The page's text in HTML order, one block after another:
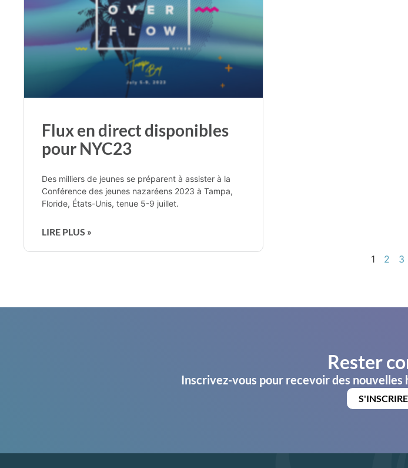
Flux en direct disponibles
pour NYC23
Des milliers de jeunes se préparent à assister à la
Conférence des jeunes nazaréens 2023 à Tampa,
Floride, États-Unis, tenue 5-9 juillet.
LIRE PLUS »
1 2 3
Rester
Inscrivez-vous pour recevoir des nouvelles